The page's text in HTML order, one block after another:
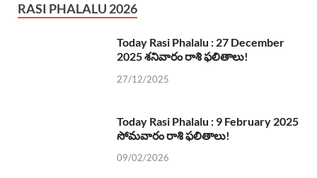
RASI PHALALU 2026
Today Rasi Phalalu : 27 December
2025 శనివారం రాశి ఫలితాలు!
27/12/2025
Today Rasi Phalalu : 9 February 2025
సోమవారం రాశి ఫలితాలు!
09/02/2026